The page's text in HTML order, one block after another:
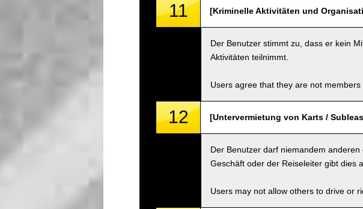
11 [Kriminelle Aktivitäten und
Der Benutzer stimmt zu, dass er kein
Aktivitäten teilnimmt.
Users agree that they are not
12 [Untervermietung von Karts /
Der Benutzer darf niemandem
Geschäft oder der Reiseleiter gibt dies
Users may not allow others to drive or